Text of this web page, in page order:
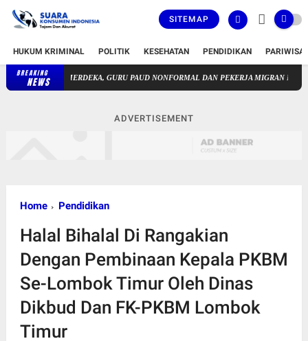
SITEMAP
HUKUM KRIMINAL POLITIK KESEHATAN PENDIDIKAN
BREAKING
NEWS
TAHUN MERDEKA, GURU PAUD NONFORMAL DAN PEKERJA MIGRAN MASIH
ADVERTISEMENT
Home Pendidikan
Halal Bihalal Di Rangakian
Dengan Pembinaan Kepala PKBM
Se-Lombok Timur Oleh Dinas
Dikbud Dan FK-PKBM Lombok
Timur